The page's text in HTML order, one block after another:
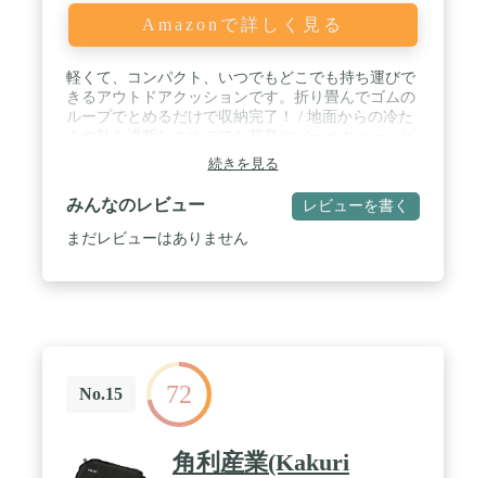
Amazonで詳しく見る
軽くて、コンパクト、いつでもどこでも持ち運びで
きるアウトドアクッションです。折り畳んでゴムの
ループでとめるだけで収納完了！ / 地面からの冷た
クニック、登山などで大活躍！公園のベンチやスタ
ジアムのシートにそのまま座るのには抵抗がある方
におすすめのアイテムです。軽くてコンパクトに折
り畳めるのでソロで携行品を軽くしたい方にもおす
すめです。お尻に冷気をシャットアウト。 / 折り目
サウナ、登山、ピクニック、運動会、スポーツ観
戦、公園の木陰のベンチで読書、魚釣り等々さまざ
まな場面でご利用いただけます。 / 素材：オックス
フォード布、ポリエステル、発泡ポリエチレン、ゴ
ム サイズ：約10×14×5cm（折り畳んだ状態） 約
39×29cm（広げた状態） 厚み：約0.8cm 重さ：約
続きを見る
みんなのレビュー レビューを書く
まだレビューはありません
No.15 72
角利産業(Kakuri